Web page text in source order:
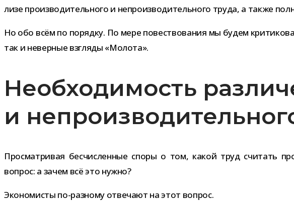
лизе про­из­во­ди­тель­ного и непро­из­во­ди­тель­ного труда, а также
Но обо всём по порядку. По мере повест­во­ва­ния мы будем
так и невер­ные взгляды «Молота».
Необходимость
и
Просматривая бес­чис­лен­ные споры о том, какой труд счи­тать
вопрос: а зачем всё это нужно?
Экономисты по-​разному отве­чают на этот вопрос.